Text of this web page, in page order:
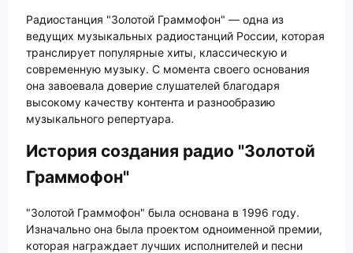
Радиостанция "Золотой Граммофон" — одна из
ведущих музыкальных радиостанций России, которая
транслирует популярные хиты, классическую и
современную музыку. С момента своего основания
она завоевала доверие слушателей благодаря
высокому качеству контента и разнообразию
музыкального репертуара.
История создания радио "Золотой
Граммофон"
"Золотой Граммофон" была основана в 1996 году.
Изначально она была проектом одноименной премии,
которая награждает лучших исполнителей и песни